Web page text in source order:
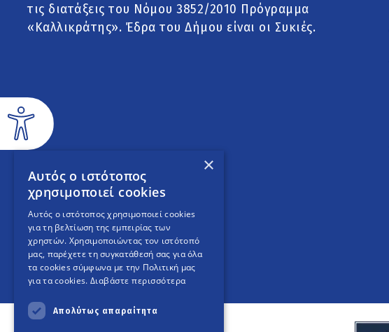
τις διατάξεις του Νόμου 3852/2010 Πρόγραμμα
«Καλλικράτης». Έδρα του Δήμου είναι οι Συκιές.
×
Αυτός ο ιστότοπος
χρησιμοποιεί cookies
Αυτός ο ιστότοπος χρησιμοποιεί cookies
για τη βελτίωση της εμπειρίας των
χρηστών. Χρησιμοποιώντας τον ιστότοπό
μας, παρέχετε τη συγκατάθεσή σας για όλα
τα cookies σύμφωνα με την Πολιτική μας
για τα cookies. Διαβάστε περισσότερα
Απολύτως απαραίτητα